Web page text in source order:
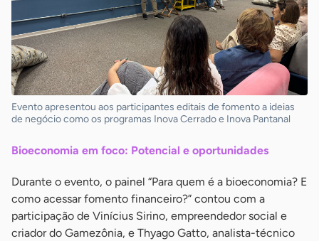
Evento apresentou aos participantes editais de fomento a ideias
de negócio como os programas Inova Cerrado e Inova Pantanal
Bioeconomia em foco: Potencial e oportunidades
Durante o evento, o painel “Para quem é a bioeconomia? E
como acessar fomento financeiro?” contou com a
participação de Vinícius Sirino, empreendedor social e
criador do Gamezônia, e Thyago Gatto, analista-técnico